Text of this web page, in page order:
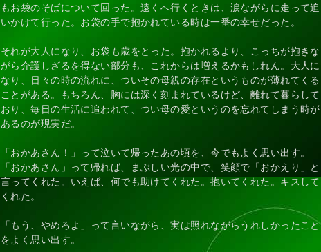
もお袋のそばについて回った。遠くへ行くときは、涙ながらに走って追
いかけて行った。お袋の手で抱かれている時は一番の幸せだった。
それが大人になり、お袋も歳をとった。抱かれるより、こっちが抱きな
がら介護しざるを得ない部分も、これからは増えるかもしれん。大人に
なり、日々の時の流れに、ついその母親の存在というものが薄れてくる
ことがある。もちろん、胸には深く刻まれているけど、離れて暮らして
おり、毎日の生活に追われて、つい母の愛というのを忘れてしまう時が
あるのが現実だ。
「おかあさん！」って泣いて帰ったあの頃を、今でもよく思い出す。
「おかあさん」って帰れば、まぶしい光の中で、笑顔で「おかえり」と
言ってくれた。いえば、何でも助けてくれた。抱いてくれた。キスして
くれた。
「もう、やめろよ」って言いながら、実は照れながらうれしかったこと
をよく思い出す。